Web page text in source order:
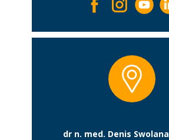
dr n. med. Denis Swolana